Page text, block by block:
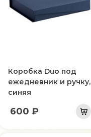
Коробка Duo под
ежедневник и ручку,
синяя
600 ₽